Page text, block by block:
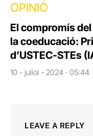
OPINIÓ
El compromís
la coeducació:
d’USTEC-STEs
10 - juliol - 2024 · 05:44
LEAVE A REPLY